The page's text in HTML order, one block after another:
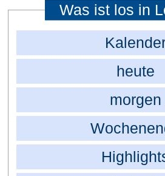
Was ist los in
heute
morgen